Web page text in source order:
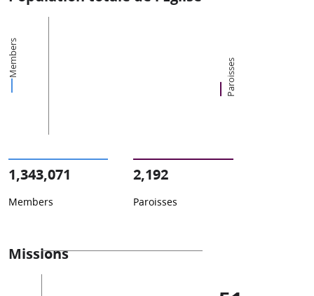
Members Paroisses
1,343,071
Members
2,192
Paroisses
Missions